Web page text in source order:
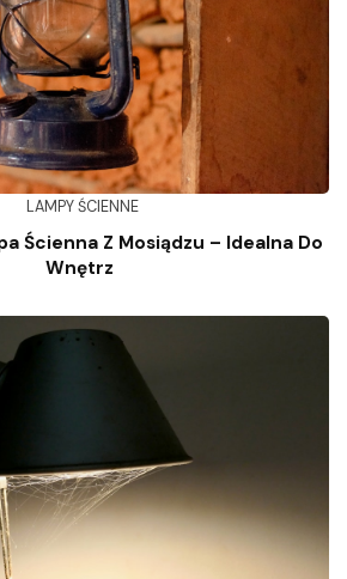
LAMPY ŚCIENNE
Ścienna Z Mosiądzu – Idealna Do
Wnętrz